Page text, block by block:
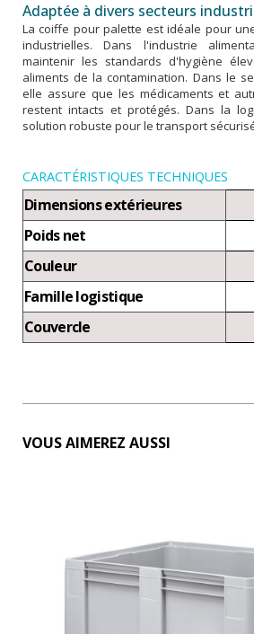
Adaptée à divers secteurs
La coiffe pour palette est idéale pour
industrielles. Dans l'industrie
maintenir les standards d'hygiène
aliments de la contamination. Dans le
elle assure que les médicaments et
restent intacts et protégés. Dans la
solution robuste pour le transport
CARACTÉRISTIQUES TECHNIQUES
Dimensions extérieures
Poids net
Couleur
Famille logistique
Couvercle
VOUS AIMEREZ AUSSI